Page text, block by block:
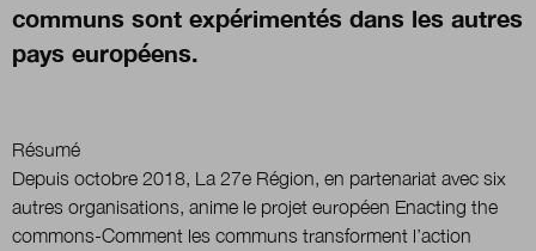
communs sont expérimentés dans les autres
pays européens.
Résumé
Depuis octobre 2018, La 27e Région, en partenariat avec six
autres organisations, anime le projet européen Enacting the
commons-Comment les communs transforment l’action